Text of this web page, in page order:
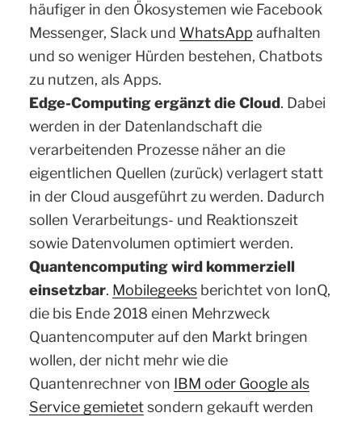
häufiger in den Ökosystemen wie Facebook
Messenger, Slack und WhatsApp aufhalten
und so weniger Hürden bestehen, Chatbots
zu nutzen, als Apps.
Edge-Computing ergänzt die Cloud. Dabei
werden in der Datenlandschaft die
verarbeitenden Prozesse näher an die
eigentlichen Quellen (zurück) verlagert statt
in der Cloud ausgeführt zu werden. Dadurch
sollen Verarbeitungs- und Reaktionszeit
sowie Datenvolumen optimiert werden.
Quantencomputing wird kommerziell
einsetzbar. Mobilegeeks berichtet von IonQ,
die bis Ende 2018 einen Mehrzweck
Quantencomputer auf den Markt bringen
wollen, der nicht mehr wie die
Quantenrechner von IBM oder Google als
Service gemietetsondern gekauft werden